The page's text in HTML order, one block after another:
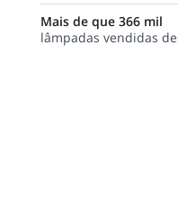
Mais de que 366 mil
lâmpadas vendidas